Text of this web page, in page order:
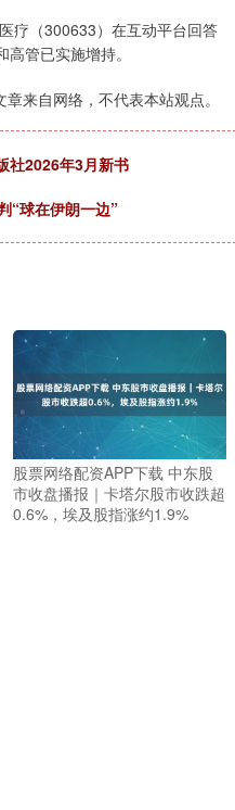
（300633）在互动平台回答
管已实施增持。
来自网络，不代表本站观点。
社2026年3月新书
“球在伊朗一边”
股票网络配资APP下载 中东股
市收盘播报｜卡塔尔股市收跌超
0.6%，埃及股指涨约1.9%